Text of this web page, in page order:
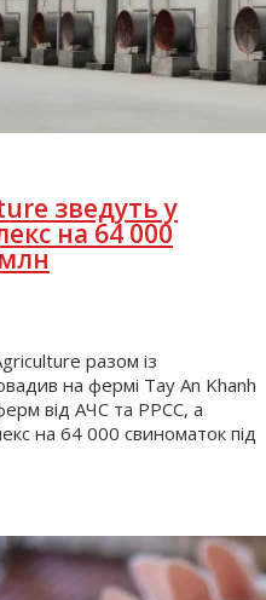
зведуть у
на 64 000
разом із
на фермі Tay An Khanh
від АЧС та РРСС, а
на 64 000 свиноматок під